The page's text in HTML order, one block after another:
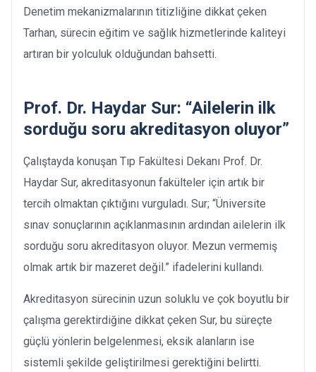
Denetim mekanizmalarının titizliğine dikkat çeken
Tarhan, sürecin eğitim ve sağlık hizmetlerinde kaliteyi
artıran bir yolculuk olduğundan bahsetti.
Prof. Dr. Haydar Sur: “Ailelerin ilk
sorduğu soru akreditasyon oluyor”
Çalıştayda konuşan Tıp Fakültesi Dekanı Prof. Dr.
Haydar Sur, akreditasyonun fakülteler için artık bir
tercih olmaktan çıktığını vurguladı. Sur; “Üniversite
sınav sonuçlarının açıklanmasının ardından ailelerin ilk
sorduğu soru akreditasyon oluyor. Mezun vermemiş
olmak artık bir mazeret değil.” ifadelerini kullandı.
Akreditasyon sürecinin uzun soluklu ve çok boyutlu bir
çalışma gerektirdiğine dikkat çeken Sur, bu süreçte
güçlü yönlerin belgelenmesi, eksik alanların ise
sistemli şekilde geliştirilmesi gerektiğini belirtti.